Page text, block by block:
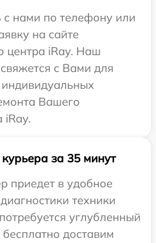
с нами по телефону или
на сайте
центра iRay. Наш
с Вами для
Вашего
iRay.
за 35 минут
приедет в удобное
техники
углубленный
доставим